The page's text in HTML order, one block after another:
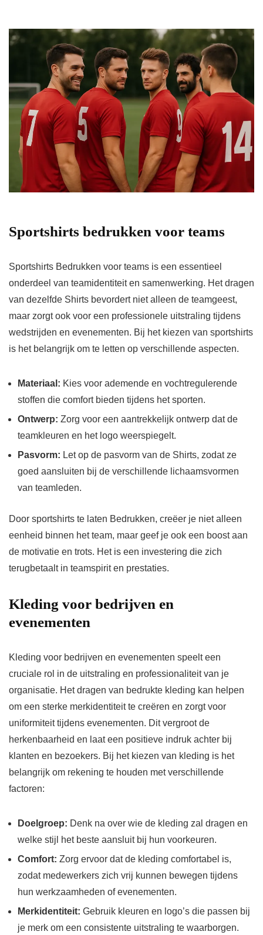
Sportshirts bedrukken voor teams
Sportshirts Bedrukken voor teams is een essentieel
onderdeel van teamidentiteit en samenwerking. Het dragen
van dezelfde Shirts bevordert niet alleen de teamgeest,
maar zorgt ook voor een professionele uitstraling tijdens
wedstrijden en evenementen. Bij het kiezen van sportshirts
is het belangrijk om te letten op verschillende aspecten.
Materiaal: Kies voor ademende en vochtregulerende
stoffen die comfort bieden tijdens het sporten.
Ontwerp: Zorg voor een aantrekkelijk ontwerp dat de
teamkleuren en het logo weerspiegelt.
Pasvorm: Let op de pasvorm van de Shirts, zodat ze
goed aansluiten bij de verschillende lichaamsvormen
van teamleden.
Door sportshirts te laten Bedrukken, creëer je niet alleen
eenheid binnen het team, maar geef je ook een boost aan
de motivatie en trots. Het is een investering die zich
terugbetaalt in teamspirit en prestaties.
Kleding voor bedrijven en
evenementen
Kleding voor bedrijven en evenementen speelt een
cruciale rol in de uitstraling en professionaliteit van je
organisatie. Het dragen van bedrukte kleding kan helpen
om een sterke merkidentiteit te creëren en zorgt voor
uniformiteit tijdens evenementen. Dit vergroot de
herkenbaarheid en laat een positieve indruk achter bij
klanten en bezoekers. Bij het kiezen van kleding is het
belangrijk om rekening te houden met verschillende
factoren:
Doelgroep: Denk na over wie de kleding zal dragen en
welke stijl het beste aansluit bij hun voorkeuren.
Comfort: Zorg ervoor dat de kleding comfortabel is,
zodat medewerkers zich vrij kunnen bewegen tijdens
hun werkzaamheden of evenementen.
Merkidentiteit: Gebruik kleuren en logo’s die passen bij
je merk om een consistente uitstraling te waarborgen.